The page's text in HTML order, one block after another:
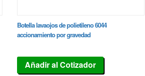
Botella lavaojos de polietileno 6044
accionamiento por gravedad
Añadir al Cotizador